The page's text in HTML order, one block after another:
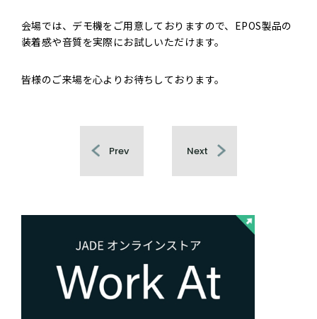
会場では、デモ機をご用意しておりますので、EPOS製品の
装着感や音質を実際にお試しいただけます。
皆様のご来場を心よりお待ちしております。
Prev Next